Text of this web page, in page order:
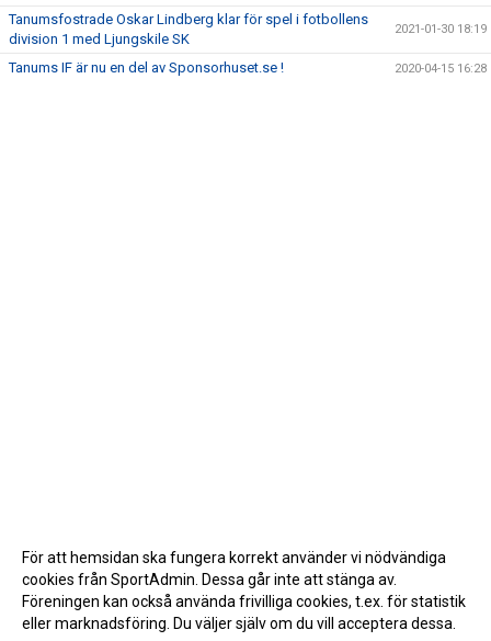
Tanumsfostrade Oskar Lindberg klar för spel i fotbollens
division 1 med Ljungskile SK
2021-01-30 18:19
Tanums IF är nu en del av Sponsorhuset.se ! 2020-04-15 16:28
För att hemsidan ska fungera korrekt använder vi nödvändiga
cookies från SportAdmin. Dessa går inte att stänga av.
Föreningen kan också använda frivilliga cookies, t.ex. för statistik
eller marknadsföring. Du väljer själv om du vill acceptera dessa.